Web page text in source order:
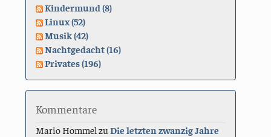
Kindermund (8)
Linux (52)
Musik (42)
Nachtgedacht (16)
Privates (196)
Kommentare
Mario Hommel zuDie letzten zwanzig Jahre